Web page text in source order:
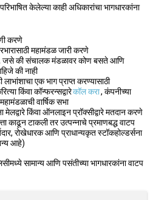
केलेल्या काही अधिकारांचा भागधारकांना
करणे
महामंडळ जारी करणे
जसे की संचालक मंडळावर कोण बसते आणि
की नाही
एक भाग प्राप्त करण्यासाठी
किंवा कॉन्फरन्सद्वारेकॉल करा, कंपनीच्या
वार्षिक सभा
किंवा ऑनलाइन प्रॉक्सीद्वारे मतदान करणे
काढून टाकली तर उत्पन्नाचे प्रमाणबद्ध वाटप
रोखेधारक आणि प्राधान्यकृत स्टॉकहोल्डर्सना
आहे)
सामान्य आणि पसंतीच्या भागधारकांना वाटप